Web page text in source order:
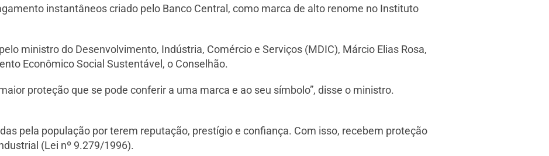
instantâneos criado pelo Banco Central, como marca de alto renome no Instituto
ministro do Desenvolvimento, Indústria, Comércio e Serviços (MDIC), Márcio Elias Rosa,
Econômico Social Sustentável, o Conselhão.
proteção que se pode conferir a uma marca e ao seu símbolo”, disse o ministro.
pela população por terem reputação, prestígio e confiança. Com isso, recebem proteção
(Lei nº 9.279/1996).